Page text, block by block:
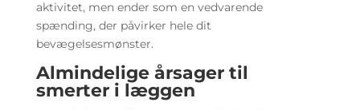
aktivitet, men ender som en vedvarende
spænding, der påvirker hele dit
bevægelsesmønster.
Almindelige årsager til
smerter i læggen